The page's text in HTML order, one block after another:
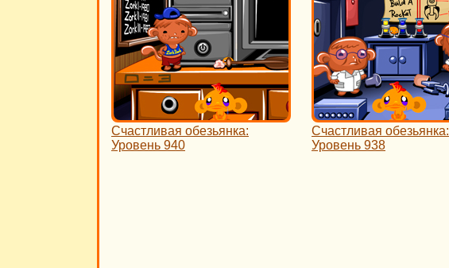
Счастливая обезьянка:
Уровень 940
Счастливая обезьянка:
Уровень 938